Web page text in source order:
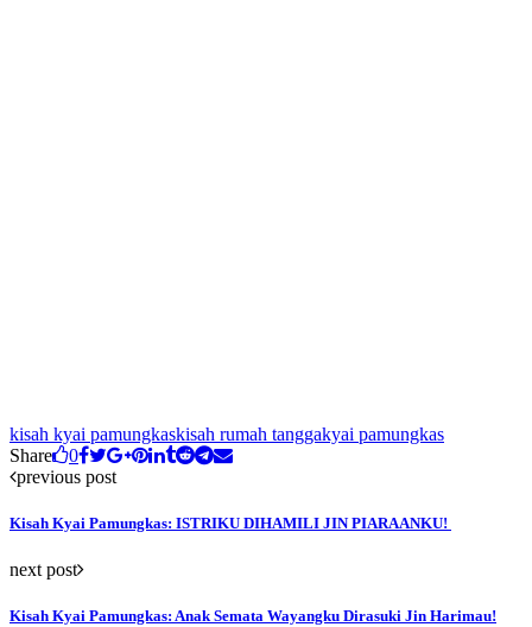
kisah kyai pamungkaskisah rumah tanggakyai pamungkas
Share
0
previous post
Kisah Kyai Pamungkas: ISTRIKU DIHAMILI JIN PIARAANKU!
next post
Kisah Kyai Pamungkas: Anak Semata Wayangku Dirasuki Jin Harimau!